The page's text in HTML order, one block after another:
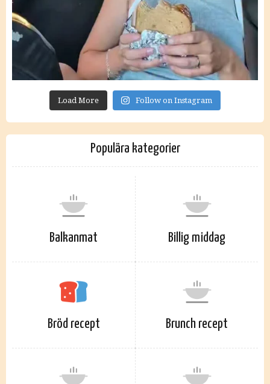
Load More Follow on Instagram
Populära kategorier
Balkanmat Billig middag
Bröd recept Brunch recept